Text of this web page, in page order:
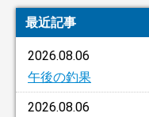
最近記事
2026.08.06
午後の釣果
2026.08.06